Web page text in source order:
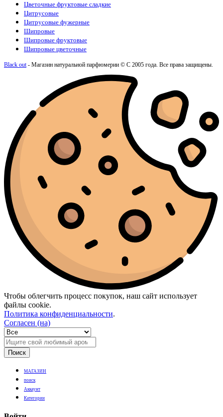
Цветочные фруктовые сладкие
Цитрусовые
Цитрусовые фужерные
Шипровые
Шипровые фруктовые
Шипровые цветочные
Black out- Магазин натуральной парфюмерии © С 2005 года. Все права защищены.
Чтобы облегчить процесс покупок, наш сайт использует
файлы cookie.
Политика конфиденциальности.
Согласен (на)
Поиск
МАГАЗИН
поиск
Аккаунт
Категории